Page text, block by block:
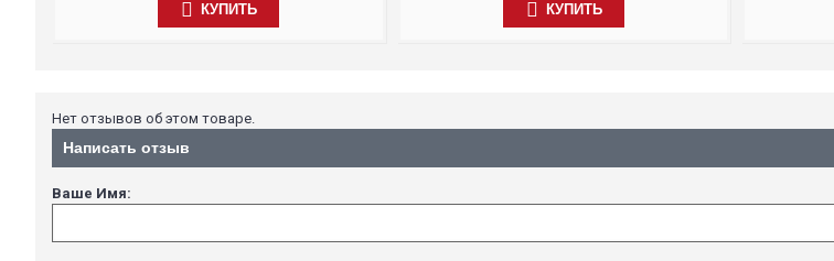
КУПИТЬ КУПИТЬ
Нет отзывов об этом товаре.
Написать отзыв
Ваше Имя: